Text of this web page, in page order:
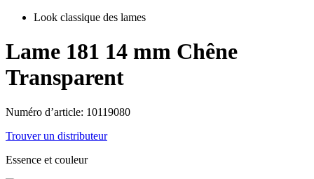
Look classique des lames
Lame 181 14 mm Chêne
Transparent
Numéro d’article: 10119080
Trouver un distributeur
Essence et couleur